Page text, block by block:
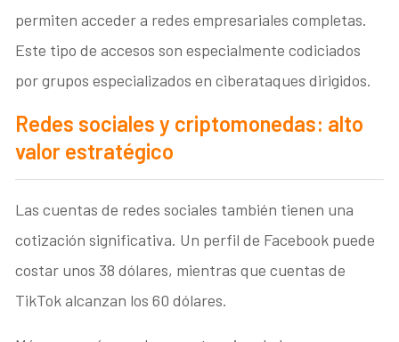
permiten acceder a redes empresariales completas.
Este tipo de accesos son especialmente codiciados
por grupos especializados en ciberataques dirigidos.
Redes sociales y criptomonedas: alto
valor estratégico
Las cuentas de redes sociales también tienen una
cotización significativa. Un perfil de Facebook puede
costar unos 38 dólares, mientras que cuentas de
TikTok alcanzan los 60 dólares.